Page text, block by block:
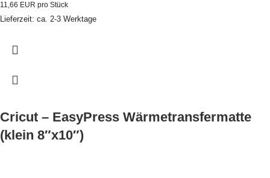
11,66 EUR pro Stück
Lieferzeit: ca. 2-3 Werktage
Cricut – EasyPress Wärmetransfermatte
(klein 8″x10″)